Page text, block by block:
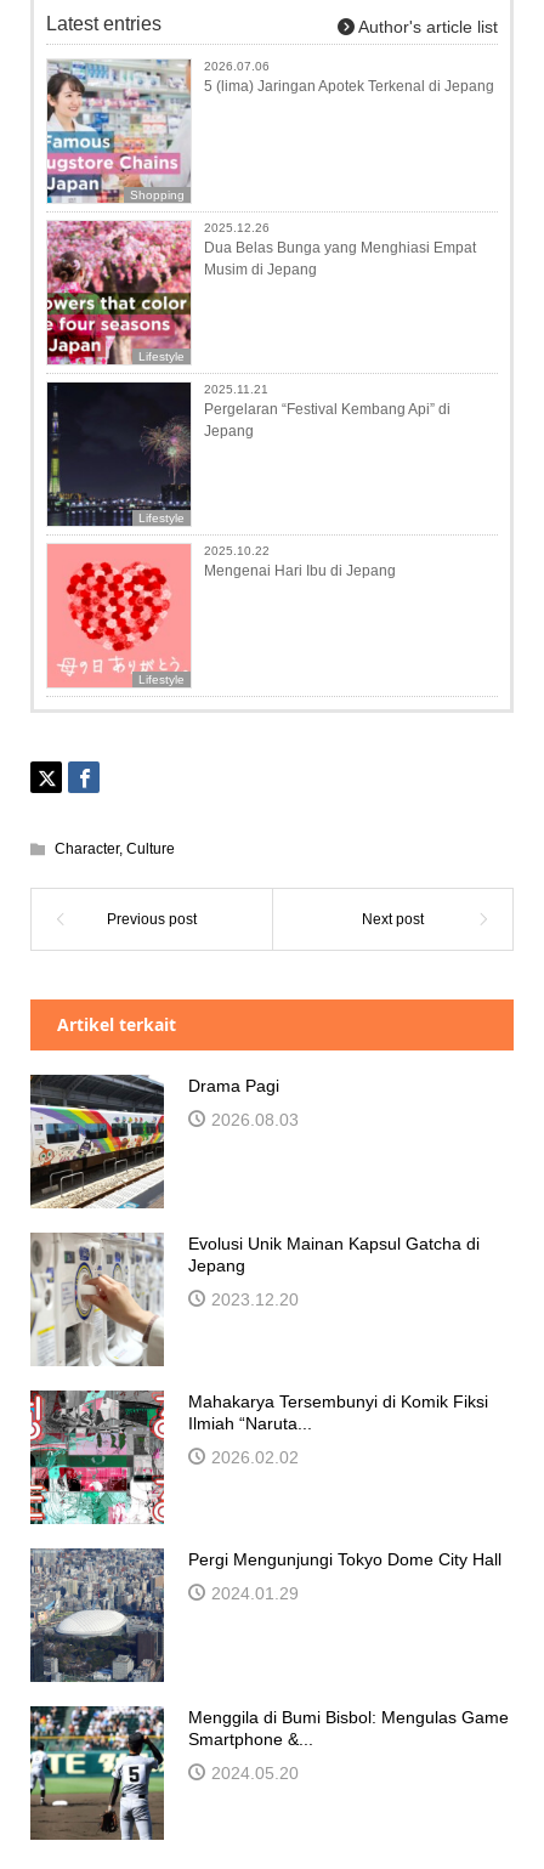
Latest entries Author's article list
Shopping
2026.07.06
5 (lima) Jaringan Apotek Terkenal di Jepang
Lifestyle
2025.12.26
Dua Belas Bunga yang Menghiasi Empat
Musim di Jepang
Lifestyle
2025.11.21
Pergelaran “Festival Kembang Api” di
Jepang
Lifestyle
2025.10.22
Mengenai Hari Ibu di Jepang
Character, Culture
Artikel terkait
Drama Pagi
2026.08.03
Evolusi Unik Mainan Kapsul Gatcha di
Jepang
2023.12.20
Mahakarya Tersembunyi di Komik Fiksi
Ilmiah “Naruta...
2026.02.02
Pergi Mengunjungi Tokyo Dome City Hall
2024.01.29
Menggila di Bumi Bisbol: Mengulas Game
Smartphone &...
2024.05.20